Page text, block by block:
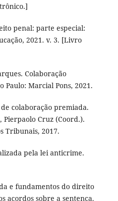
penal: parte especial:
2021. v. 3. [Livro
Colaboração
Paulo: Marcial Pons, 2021.
colaboração premiada.
Pierpaolo Cruz (Coord.).
Tribunais, 2017.
pela lei anticrime.
e fundamentos do direito
acordos sobre a sentença.